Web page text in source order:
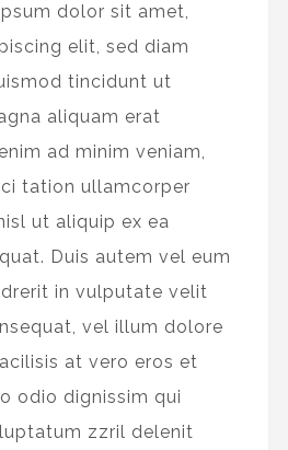
dolor sit amet,
elit, sed diam
tincidunt ut
aliquam erat
ad minim veniam,
tation ullamcorper
ut aliquip ex ea
Duis autem vel eum
in vulputate velit
vel illum dolore
at vero eros et
odio dignissim qui
zzril delenit